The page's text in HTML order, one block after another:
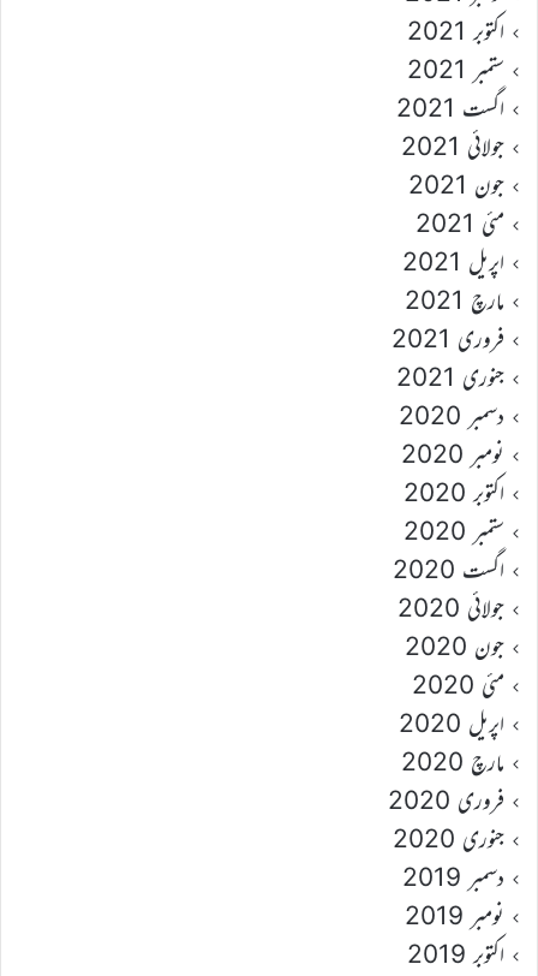
اکتوبر 2021
ستمبر 2021
اگست 2021
جولائی 2021
جون 2021
مئی 2021
اپریل 2021
مارچ 2021
فروری 2021
جنوری 2021
دسمبر 2020
نومبر 2020
اکتوبر 2020
ستمبر 2020
اگست 2020
جولائی 2020
جون 2020
مئی 2020
اپریل 2020
مارچ 2020
فروری 2020
جنوری 2020
دسمبر 2019
نومبر 2019
اکتوبر 2019